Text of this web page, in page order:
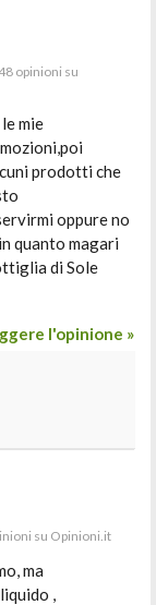
opinioni su
mie
prodotti che
oppure no
quanto magari
di Sole
l'opinione »
su Opinioni.it
ma
,